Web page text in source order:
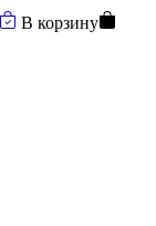
В корзину